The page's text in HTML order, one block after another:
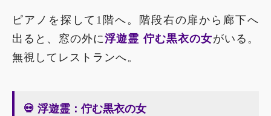
ピアノを探して1階へ。階段右の扉から廊下へ
出ると、窓の外に浮遊霊 佇む黒衣の女がいる。
無視してレストランへ。
💀 浮遊霊：佇む黒衣の女